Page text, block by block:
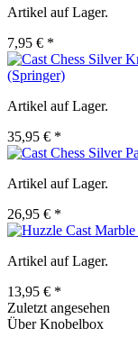
Artikel auf Lager.
7,95 € *
(Springer)
Artikel auf Lager.
35,95 € *
Artikel auf Lager.
26,95 € *
Artikel auf Lager.
13,95 € *
Zuletzt angesehen
Über Knobelbox